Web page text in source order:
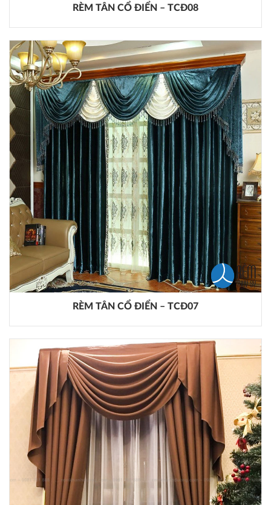
RÈM TÂN CỔ ĐIỂN – TCĐ08
RÈM TÂN CỔ ĐIỂN – TCĐ07